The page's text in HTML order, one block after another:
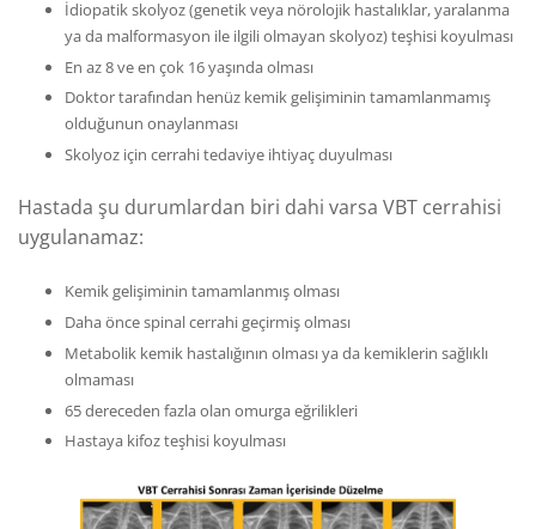
İdiopatik skolyoz (genetik veya nörolojik hastalıklar, yaralanma
ya da malformasyon ile ilgili olmayan skolyoz) teşhisi koyulması
En az 8 ve en çok 16 yaşında olması
Doktor tarafından henüz kemik gelişiminin tamamlanmamış
olduğunun onaylanması
Skolyoz için cerrahi tedaviye ihtiyaç duyulması
Hastada şu durumlardan biri dahi varsa VBT cerrahisi
uygulanamaz:
Kemik gelişiminin tamamlanmış olması
Daha önce spinal cerrahi geçirmiş olması
Metabolik kemik hastalığının olması ya da kemiklerin sağlıklı
olmaması
65 dereceden fazla olan omurga eğrilikleri
Hastaya kifoz teşhisi koyulması